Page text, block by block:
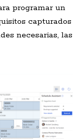
programar un
capturados
necesarias, las